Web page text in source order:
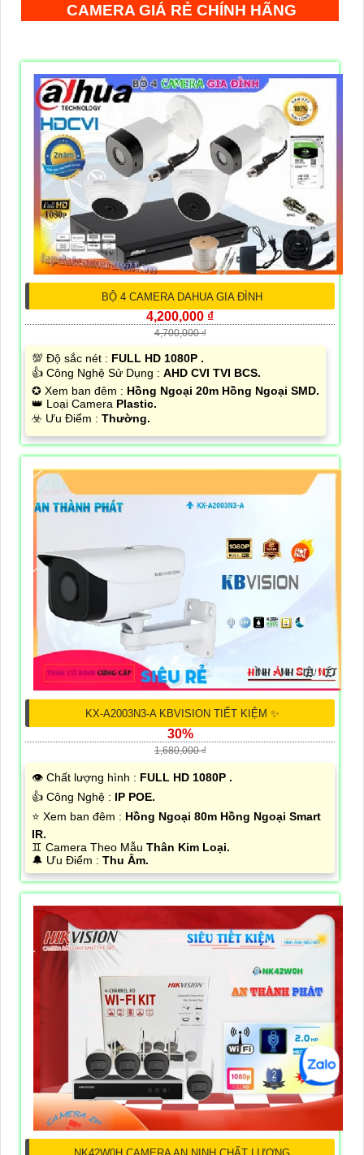
CAMERA GIÁ RẺ CHÍNH HÃNG
BỘ 4 CAMERA DAHUA GIA ĐÌNH
4,200,000 ₫
4,700,000 ₫
💯 Độ sắc nét : FULL HD 1080P .
👍 Công Nghệ Sử Dụng : AHD CVI TVI BCS.
✪ Xem ban đêm : Hồng Ngoại 20m Hồng Ngoại SMD.
👑 Loại Camera Plastic.
️☣️ Ưu Điểm : Thường.
KX-A2003N3-A KBVISION TIẾT KIỆM ✨
30%
1,680,000 ₫
👁 Chất lượng hình : FULL HD 1080P .
👍 Công Nghệ : IP POE.
⭐ Xem ban đêm : Hồng Ngoại 80m Hồng Ngoại Smart
IR.
♊ Camera Theo Mẫu Thân Kim Loại.
️🔔 Ưu Điểm : Thu Âm.